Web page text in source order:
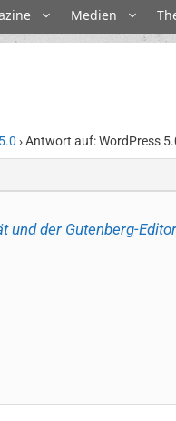
Medien
›Antwort auf: WordPress
und der Gutenberg-Editor